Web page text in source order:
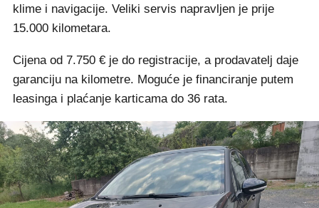
klime i navigacije. Veliki servis napravljen je prije
15.000 kilometara.
Cijena od 7.750 € je do registracije, a prodavatelj daje
garanciju na kilometre. Moguće je financiranje putem
leasinga i plaćanje karticama do 36 rata.